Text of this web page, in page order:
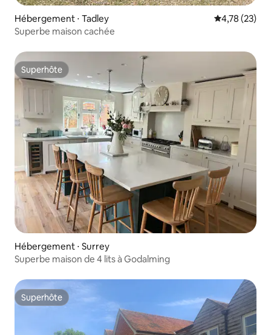
Hébergement ⋅ Tadley Évaluation
4,78 (23)
Superbe maison cachée
Superhôte
Superhôte
Hébergement ⋅ Surrey
Superbe maison de 4 lits à Godalming
Superhôte
Superhôte